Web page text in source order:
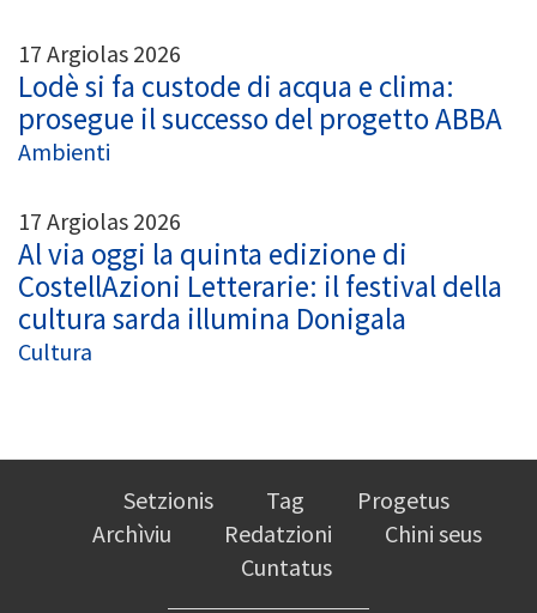
17 Argiolas 2026
Lodè si fa custode di acqua e clima:
prosegue il successo del progetto ABBA
Ambienti
17 Argiolas 2026
Al via oggi la quinta edizione di
CostellAzioni Letterarie: il festival della
cultura sarda illumina Donigala
Cultura
Setzionis Tag
Progetus
Archìviu
Redatzioni
Chini seus
Cuntatus